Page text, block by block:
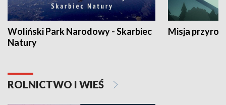
Woliński Park Narodowy - Skarbiec
Natury
Misja
ROLNICTWO I WIEŚ